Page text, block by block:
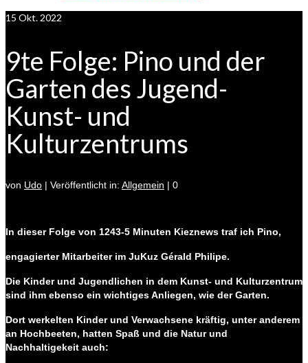
15 Okt. 2022
9te Folge: Pino und der
Garten des Jugend-
Kunst- und
Kulturzentrums
von Udo | Veröffentlicht in: Allgemein | 0
In dieser Folge von 1243-5 Minuten Kieznews traf ich Pino,
engagierter Mitarbeiter im JuKuz Gérald Philipe.
Die Kinder und Jugendlichen in dem Kunst- und Kulturzentrum
sind ihm ebenso ein wichtiges Anliegen, wie der Garten.
Dort werkelten Kinder und Verwachsene kräftig, unter anderem
an Hochbeeten, hatten Spaß und die Natur und
Nachhaltigekeit auch: